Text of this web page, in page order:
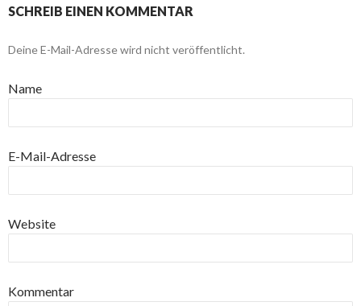
SCHREIB EINEN KOMMENTAR
Deine E-Mail-Adresse wird nicht veröffentlicht.
Name
E-Mail-Adresse
Website
Kommentar